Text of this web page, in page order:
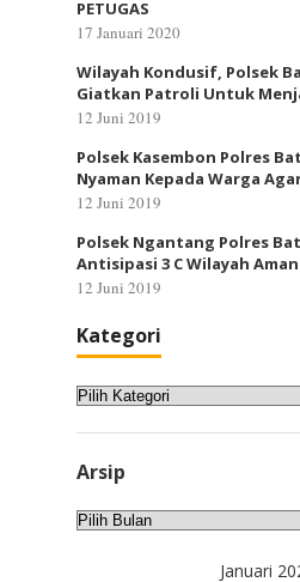
PETUGAS
17 Januari 2020
Wilayah Kondusif, Polsek
Giatkan Patroli Untuk
12 Juni 2019
Polsek Kasembon Polres
Nyaman Kepada Warga
12 Juni 2019
Polsek Ngantang Polres
Antisipasi 3 C Wilayah
12 Juni 2019
Kategori
Kategori
Arsip
Arsip
Januari